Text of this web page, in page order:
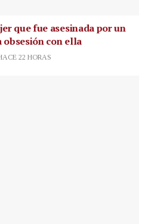
que fue asesinada por un
obsesión con ella
22 HORAS